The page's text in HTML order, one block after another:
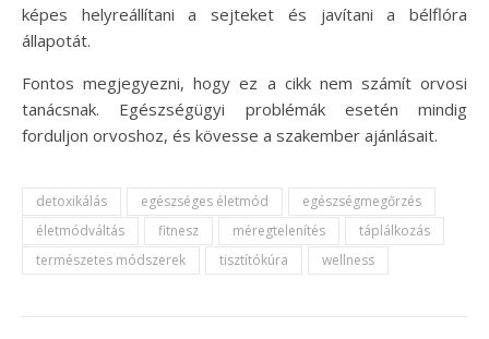
képes helyreállítani a sejteket és javítani a bélflóra
állapotát.
Fontos megjegyezni, hogy ez a cikk nem számít orvosi
tanácsnak. Egészségügyi problémák esetén mindig
forduljon orvoshoz, és kövesse a szakember ajánlásait.
detoxikálás egészséges életmód
egészségmegőrzés
életmódváltás
fitnesz méregtelenítés
táplálkozás
természetes módszerek
tisztítókúra wellness